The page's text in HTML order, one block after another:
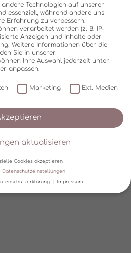
Technologien auf unserer
essenziell, während andere uns
Erfahrung zu verbessern.
verarbeitet werden (z. B. IP-
Anzeigen und Inhalte oder
Weitere Informationen über die
Sie in unserer
Ihre Auswahl jederzeit unter
anpassen.
Marketing Ext. Medien
aktualisieren
Cookies akzeptieren
Datenschutzeinstellungen
Impressum
Technologien auf unserer
Erfahrung zu verbessern.